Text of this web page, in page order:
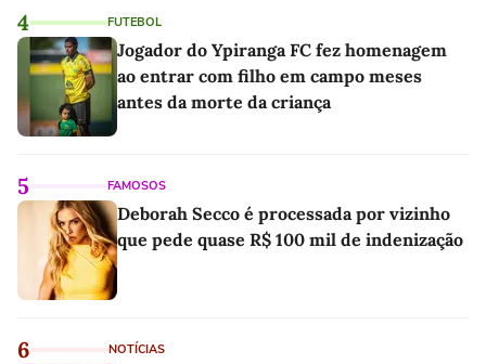
4 FUTEBOL
Jogador do Ypiranga FC fez homenagem
ao entrar com filho em campo meses
antes da morte da criança
5 FAMOSOS
Deborah Secco é processada por vizinho
que pede quase R$ 100 mil de indenização
6 NOTÍCIAS